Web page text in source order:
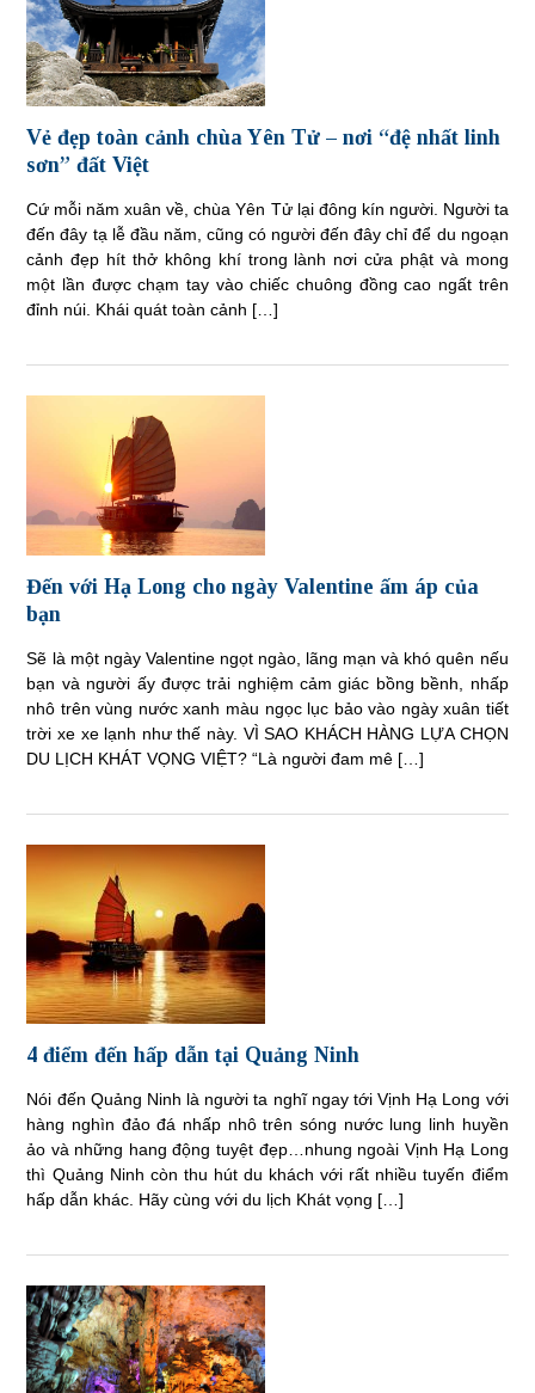
Vẻ đẹp toàn cảnh chùa Yên Tử – nơi “đệ nhất linh
sơn” đất Việt
Cứ mỗi năm xuân về, chùa Yên Tử lại đông kín người. Người ta
đến đây tạ lễ đầu năm, cũng có người đến đây chỉ để du ngoạn
cảnh đẹp hít thở không khí trong lành nơi cửa phật và mong
một lần được chạm tay vào chiếc chuông đồng cao ngất trên
đỉnh núi. Khái quát toàn cảnh […]
Đến với Hạ Long cho ngày Valentine ấm áp của
bạn
Sẽ là một ngày Valentine ngọt ngào, lãng mạn và khó quên nếu
bạn và người ấy được trải nghiệm cảm giác bồng bềnh, nhấp
nhô trên vùng nước xanh màu ngọc lục bảo vào ngày xuân tiết
trời xe xe lạnh như thế này. VÌ SAO KHÁCH HÀNG LỰA CHỌN
DU LỊCH KHÁT VỌNG VIỆT? “Là người đam mê […]
4 điểm đến hấp dẫn tại Quảng Ninh
Nói đến Quảng Ninh là người ta nghĩ ngay tới Vịnh Hạ Long với
hàng nghìn đảo đá nhấp nhô trên sóng nước lung linh huyền
ảo và những hang động tuyệt đẹp…nhung ngoài Vịnh Hạ Long
thì Quảng Ninh còn thu hút du khách với rất nhiều tuyến điểm
hấp dẫn khác. Hãy cùng với du lịch Khát vọng […]